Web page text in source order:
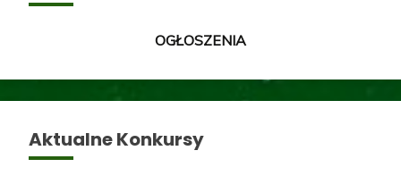
OGŁOSZENIA
Aktualne Konkursy